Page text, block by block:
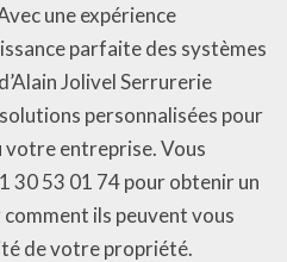
une expérience
parfaite des systèmes
Jolivel Serrurerie
personnalisées pour
entreprise. Vous
30 53 01 74 pour obtenir un
ils peuvent vous
de votre propriété.